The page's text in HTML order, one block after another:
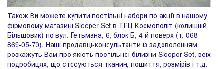
Також Ви можете купити постільні набори по акції в нашому
фірмовому магазині Sleeper Set в ТРЦ Космополіт (колишній
Більшовик) по вул. Гетьмана, 6, блок Б, 4-й поверх (т. 068-
869-05-70). Наші продавці-консультанти із задоволенням
розкажуть Вам про якість постільної білизни Sleeper Set, всіх
подробицях, що стосуються тканин, пошиття, розмірів і т.д.